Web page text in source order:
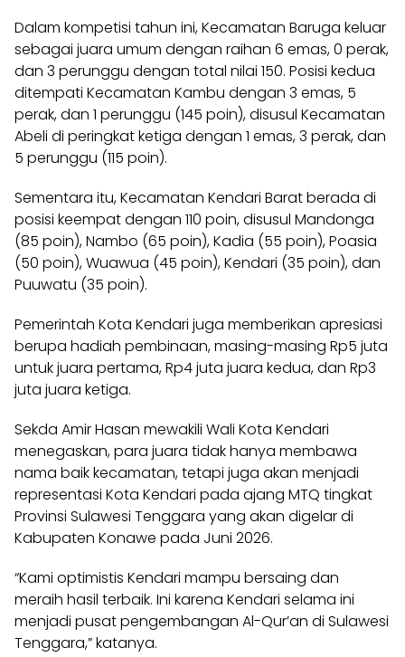
Dalam kompetisi tahun ini, Kecamatan Baruga keluar
sebagai juara umum dengan raihan 6 emas, 0 perak,
dan 3 perunggu dengan total nilai 150. Posisi kedua
ditempati Kecamatan Kambu dengan 3 emas, 5
perak, dan 1 perunggu (145 poin), disusul Kecamatan
Abeli di peringkat ketiga dengan 1 emas, 3 perak, dan
5 perunggu (115 poin).
Sementara itu, Kecamatan Kendari Barat berada di
posisi keempat dengan 110 poin, disusul Mandonga
(85 poin), Nambo (65 poin), Kadia (55 poin), Poasia
(50 poin), Wuawua (45 poin), Kendari (35 poin), dan
Puuwatu (35 poin).
Pemerintah Kota Kendari juga memberikan apresiasi
berupa hadiah pembinaan, masing-masing Rp5 juta
untuk juara pertama, Rp4 juta juara kedua, dan Rp3
juta juara ketiga.
Sekda Amir Hasan mewakili Wali Kota Kendari
menegaskan, para juara tidak hanya membawa
nama baik kecamatan, tetapi juga akan menjadi
representasi Kota Kendari pada ajang MTQ tingkat
Provinsi Sulawesi Tenggara yang akan digelar di
Kabupaten Konawe pada Juni 2026.
“Kami optimistis Kendari mampu bersaing dan
meraih hasil terbaik. Ini karena Kendari selama ini
menjadi pusat pengembangan Al-Qur’an di Sulawesi
Tenggara,” katanya.